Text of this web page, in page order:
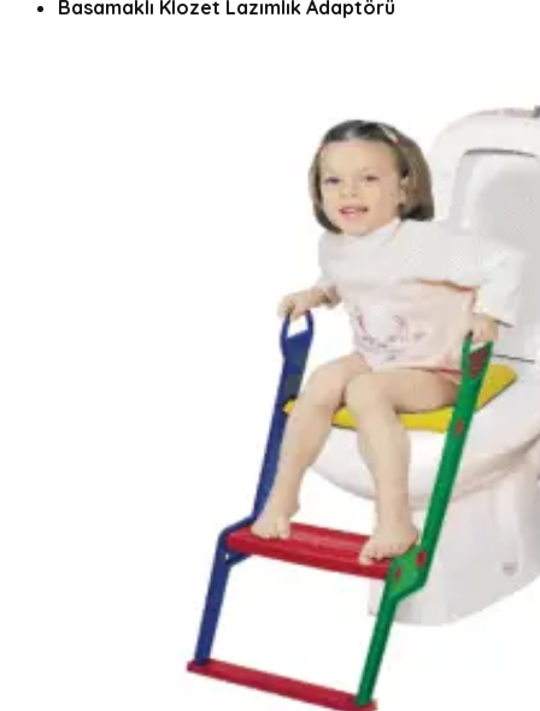
Basamaklı Klozet Lazımlık Adaptörü